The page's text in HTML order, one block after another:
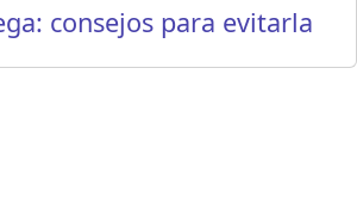
consejos para evitarla